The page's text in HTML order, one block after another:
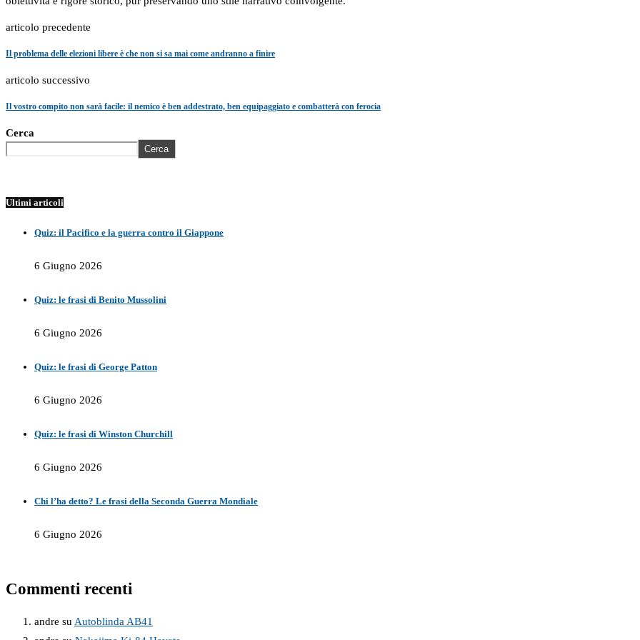
articolo precedente
Il problema delle elezioni libere è che non si sa mai come andranno a finire
articolo successivo
Il vostro compito non sarà facile: il nemico è ben addestrato, ben equipaggiato e combatterà con ferocia
Cerca
Cerca
Ultimi articoli
Quiz: il Pacifico e la guerra contro il Giappone
6 Giugno 2026
Quiz: le frasi di Benito Mussolini
6 Giugno 2026
Quiz: le frasi di George Patton
6 Giugno 2026
Quiz: le frasi di Winston Churchill
6 Giugno 2026
Chi l’ha detto? Le frasi della Seconda Guerra Mondiale
6 Giugno 2026
Commenti recenti
andre su Autoblinda AB41